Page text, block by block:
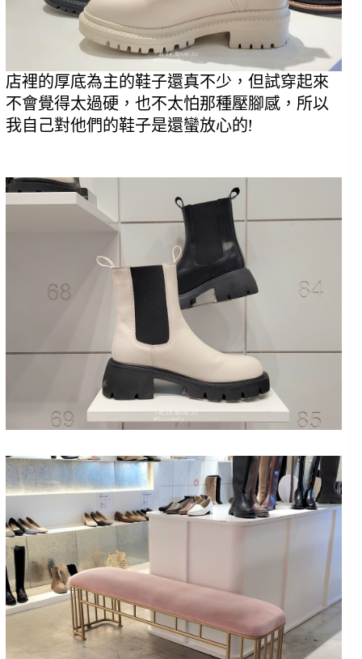
店裡的厚底為主的鞋子還真不少，但試穿起來
不會覺得太過硬，也不太怕那種壓腳感，所以
我自己對他們的鞋子是還蠻放心的!